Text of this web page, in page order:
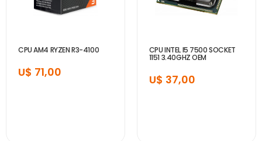
CPU AM4 RYZEN R3-4100
U$ 71,00
CPU INTEL I5 7500 SOCKET
1151 3.40GHZ OEM
U$ 37,00